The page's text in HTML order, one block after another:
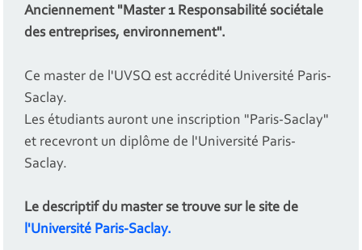
Anciennement "Master 1 Responsabilité sociétale
des entreprises, environnement".
Ce master de l'UVSQ est accrédité Université Paris-
Saclay.
Les étudiants auront une inscription "Paris-Saclay"
et recevront un diplôme de l'Université Paris-
Saclay.
Le descriptif du master se trouve sur lesite de
l'Université Paris-Saclay.